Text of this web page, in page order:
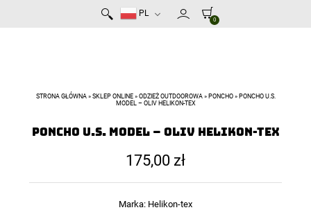
PL
0
STRONA GŁÓWNA» SKLEP ONLINE» ODZIEŻ OUTDOOROWA» PONCHO» PONCHO U.S.
MODEL – OLIV HELIKON-TEX
Poncho U.S. Model – Oliv Helikon-Tex
175,00 zł
Marka: Helikon-tex